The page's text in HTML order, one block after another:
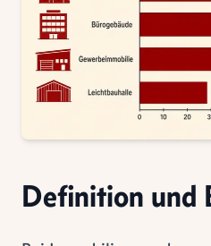
Definition und